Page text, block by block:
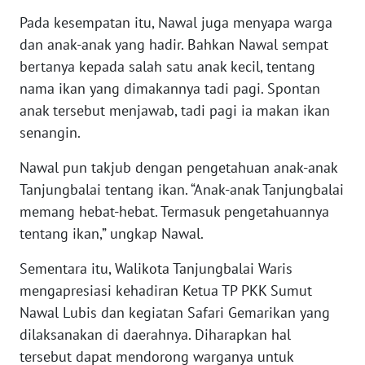
Pada kesempatan itu, Nawal juga menyapa warga
dan anak-anak yang hadir. Bahkan Nawal sempat
bertanya kepada salah satu anak kecil, tentang
nama ikan yang dimakannya tadi pagi. Spontan
anak tersebut menjawab, tadi pagi ia makan ikan
senangin.
Nawal pun takjub dengan pengetahuan anak-anak
Tanjungbalai tentang ikan. “Anak-anak Tanjungbalai
memang hebat-hebat. Termasuk pengetahuannya
tentang ikan,” ungkap Nawal.
Sementara itu, Walikota Tanjungbalai Waris
mengapresiasi kehadiran Ketua TP PKK Sumut
Nawal Lubis dan kegiatan Safari Gemarikan yang
dilaksanakan di daerahnya. Diharapkan hal
tersebut dapat mendorong warganya untuk
NUSANTARA
WN
JOGJA
JATIM
WN
KALBAR
WN